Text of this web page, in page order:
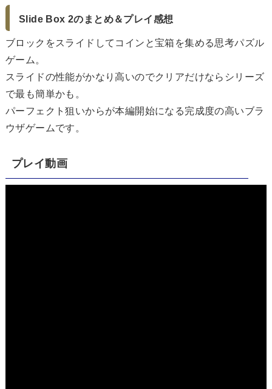
Slide Box 2のまとめ＆プレイ感想
ブロックをスライドしてコインと宝箱を集める思考パズル
ゲーム。
スライドの性能がかなり高いのでクリアだけならシリーズ
で最も簡単かも。
パーフェクト狙いからが本編開始になる完成度の高いブラ
ウザゲームです。
プレイ動画